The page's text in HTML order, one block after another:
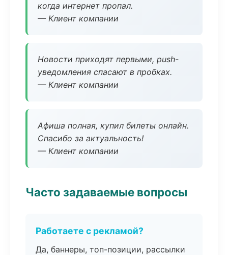
когда интернет пропал.
— Клиент компании
Новости приходят первыми, push-
уведомления спасают в пробках.
— Клиент компании
Афиша полная, купил билеты онлайн.
Спасибо за актуальность!
— Клиент компании
Часто задаваемые вопросы
Работаете с рекламой?
Да, баннеры, топ-позиции, рассылки